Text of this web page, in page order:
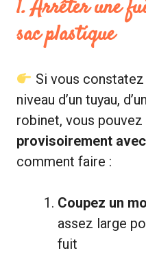
1. Arrêter une
sac plastique
Si vous constatez
niveau d’un tuyau,
robinet, vous pouvez
provisoirement
comment faire :
Coupez un
assez large
fuit